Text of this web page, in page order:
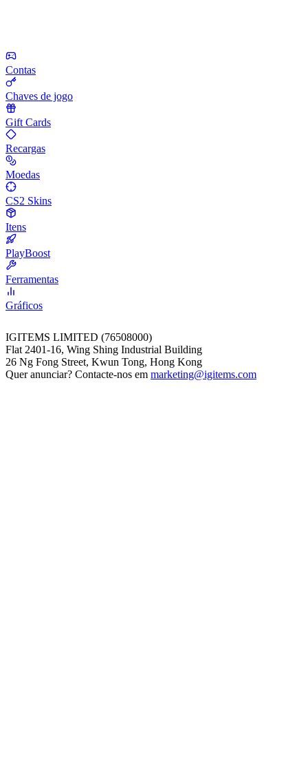
Contas
Chaves de jogo
Gift Cards
Recargas
Moedas
CS2 Skins
Itens
PlayBoost
Ferramentas
Gráficos
IGITEMS LIMITED (76508000)
Flat 2401-16, Wing Shing Industrial Building
26 Ng Fong Street, Kwun Tong, Hong Kong
Quer anunciar? Contacte-nos em marketing@igitems.com